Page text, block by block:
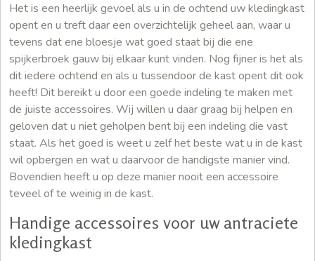
Het is een heerlijk gevoel als u in de ochtend uw kledingkast
opent en u treft daar een overzichtelijk geheel aan, waar u
tevens dat ene bloesje wat goed staat bij die ene
spijkerbroek gauw bij elkaar kunt vinden. Nog fijner is het als
dit iedere ochtend en als u tussendoor de kast opent dit ook
heeft! Dit bereikt u door een goede indeling te maken met
de juiste accessoires. Wij willen u daar graag bij helpen en
geloven dat u niet geholpen bent bij een indeling die vast
staat. Als het goed is weet u zelf het beste wat u in de kast
wil opbergen en wat u daarvoor de handigste manier vind.
Bovendien heeft u op deze manier nooit een accessoire
teveel of te weinig in de kast.
Handige accessoires voor uw antraciete
kledingkast